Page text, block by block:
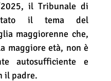
il Tribunale di
il tema del
maggiorenne che,
maggiore età, non è
autosufficiente e
il padre.